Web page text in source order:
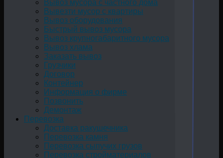
Вывоз мусора с частного дома
Вывезти мусор с квартиры
Вывоз оборудования
Быстрый вывоз мусора
Вывоз крупногабаритного мусора
Вывоз хлама
Заказать вывоз
Грузчики
Договор
Контейнер
Информация о фирме
Позвонить
Демонтаж
Перевозка
Доставка ракушечника
Перевозка камня
Перевозка сыпучих грузов
Перевозка стройматериалов